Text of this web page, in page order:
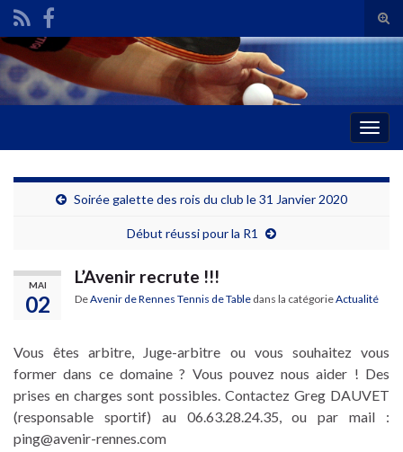
Search for:
Soirée galette des rois du club le 31 Janvier 2020
Début réussi pour la R1
MAI
02
L’Avenir recrute !!!
DeAvenir de Rennes Tennis de Table dans la catégorieActualité
Vous êtes arbitre, Juge-arbitre ou vous souhaitez vous
former dans ce domaine ? Vous pouvez nous aider ! Des
prises en charges sont possibles. Contactez Greg DAUVET
(responsable sportif) au 06.63.28.24.35, ou par mail :
ping@avenir-rennes.com